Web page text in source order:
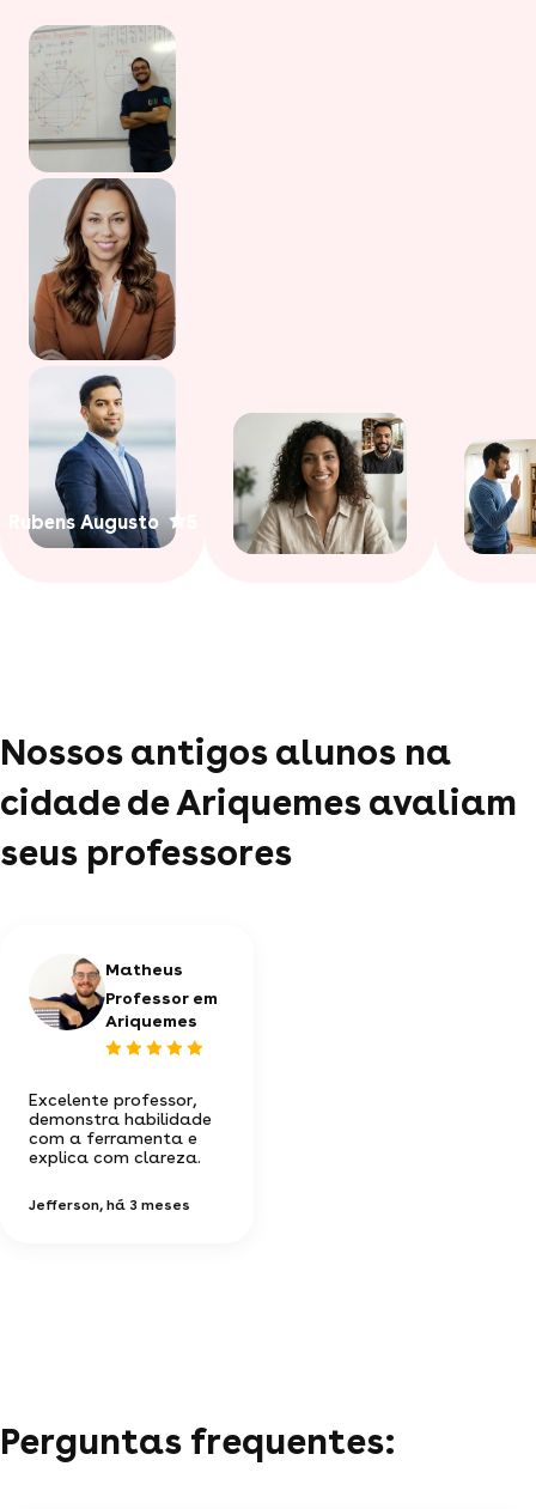
Rubens Augusto
Nossos antigos alunos na
cidade de Ariquemes avaliam
seus professores
Matheus
Professor em
Ariquemes
Excelente professor,
demonstra habilidade
com a ferramenta e
explica com clareza.
Jefferson, há 3 meses
Perguntas frequentes: